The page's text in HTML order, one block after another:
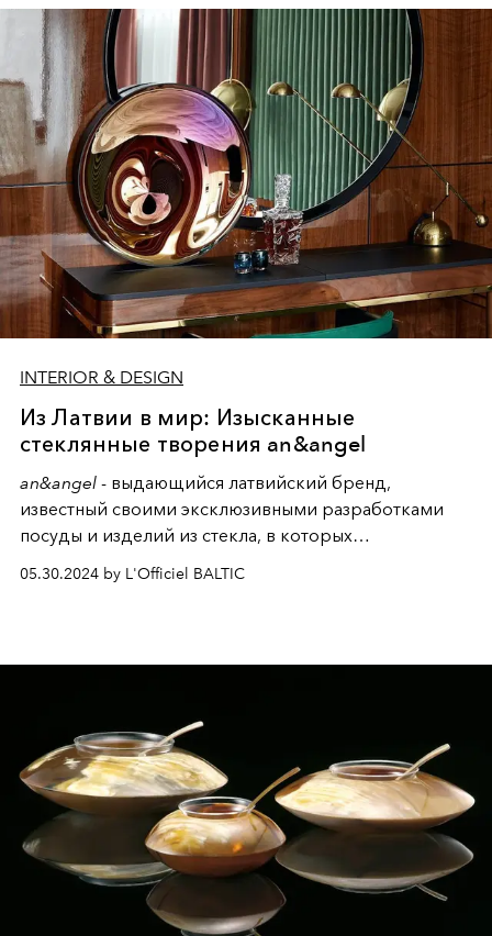
INTERIOR & DESIGN
Из Латвии в мир: Изысканные
стеклянные творения an&angel
an&angel - выдающийся латвийский бренд,
известный своими эксклюзивными разработками
посуды и изделий из стекла, в которых
сочетается с элегантностью форм и материалов.
прекрасно отражают свет, подчеркивая любое
Изготовленные с использованием
специализированных технологий обработки стекла
и нанесения покрытия, эти изделия демонстрируют
приверженность бренда к качеству и инновациям.
05.30.2024 by L'Officiel BALTIC